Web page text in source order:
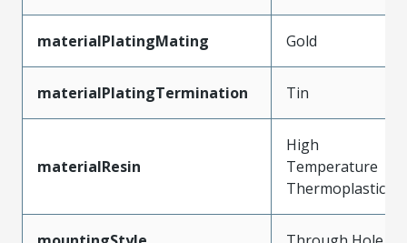
materialPlatingMating Gold
materialPlatingTermination Tin
materialResin
High
Temperature
Thermoplastic